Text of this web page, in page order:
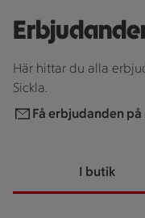
Här hittar du alla
Sickla.
Få erbjudanden på
I butik